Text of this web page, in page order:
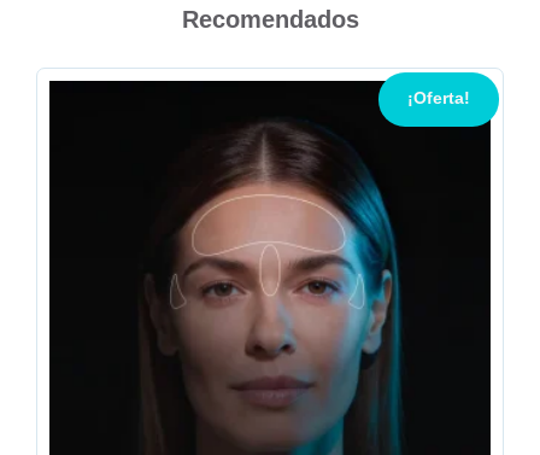
Recomendados
¡Oferta!